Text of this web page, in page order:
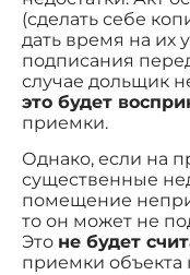
(сделать себе
дать время на их
подписания
случае дольщик
это будет
приемки.
Однако, если на
существенные
помещение
то он может не
Это не будет
приемки